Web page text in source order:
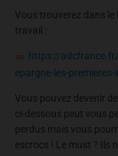
Vous trouverez dans
travail :
https://
epargne-les-
Vous pouvez devenir
ci-dessous peut vous
perdus mais vous
escrocs ! Le must ? Ils